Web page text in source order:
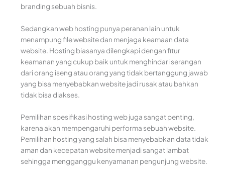
branding sebuah bisnis.
Sedangkan web hosting punya peranan lain untuk
menampung file website dan menjaga keamaan data
website. Hosting biasanya dilengkapi dengan fitur
keamanan yang cukup baik untuk menghindari serangan
dari orang iseng atau orang yang tidak bertanggung jawab
yang bisa menyebabkan website jadi rusak atau bahkan
tidak bisa diakses.
Pemilihan spesifikasi hosting web juga sangat penting,
karena akan mempengaruhi performa sebuah website.
Pemilihan hosting yang salah bisa menyebabkan data tidak
aman dan kecepatan website menjadi sangat lambat
sehingga mengganggu kenyamanan pengunjung website.